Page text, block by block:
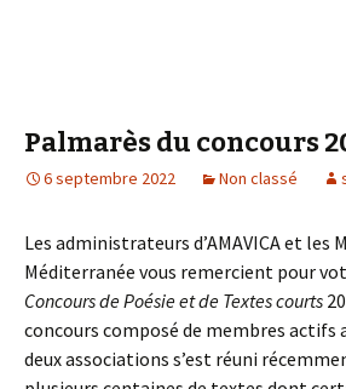
Palmarès du concours
6 septembre 2022 Non classé
Les administrateurs d’AMAVICA et les
Méditerranée vous remercient pour
Concours dePoésie et de Textes courts
concours composé de membres actifs
deux associations s’est réuni